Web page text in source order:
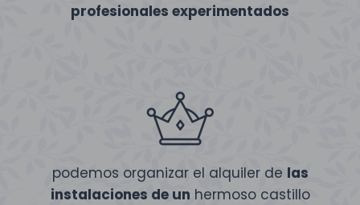
profesionales experimentados
podemos organizar el alquiler de las
instalaciones de un hermoso castillo